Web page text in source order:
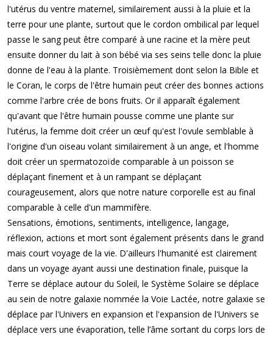
l'utérus du ventre maternel, similairement aussi à la pluie et la
terre pour une plante, surtout que le cordon ombilical par lequel
passe le sang peut être comparé à une racine et la mère peut
ensuite donner du lait à son bébé via ses seins telle donc la pluie
donne de l'eau à la plante. Troisièmement dont selon la Bible et
le Coran, le corps de l'être humain peut créer des bonnes actions
comme l'arbre crée de bons fruits. Or il apparaît également
qu'avant que l'être humain pousse comme une plante sur
l'utérus, la femme doit créer un œuf qu'est l'ovule semblable à
l'origine d'un oiseau volant similairement à un ange, et l'homme
doit créer un spermatozoïde comparable à un poisson se
déplaçant finement et à un rampant se déplaçant
courageusement, alors que notre nature corporelle est au final
comparable à celle d'un mammifère.
Sensations, émotions, sentiments, intelligence, langage,
réflexion, actions et mort sont également présents dans le grand
mais court voyage de la vie. D'ailleurs l'humanité est clairement
dans un voyage ayant aussi une destination finale, puisque la
Terre se déplace autour du Soleil, le Système Solaire se déplace
au sein de notre galaxie nommée la Voie Lactée, notre galaxie se
déplace par l'Univers en expansion et l'expansion de l'Univers se
déplace vers une évaporation, telle l’âme sortant du corps lors de